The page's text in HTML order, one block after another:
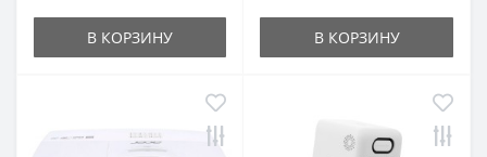
В КОРЗИНУ В КОРЗИНУ